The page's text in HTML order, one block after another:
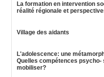
La formation en intervention
réalité régionale et
Village des aidants
L'adolescence: une
Quelles compétences psycho-
mobiliser?